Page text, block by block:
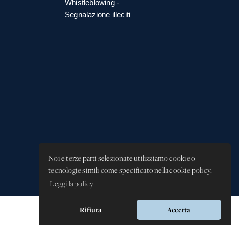
Noi e terze parti selezionate utilizziamo cookie o
tecnologie simili come specificato nella cookie policy.
Leggi la policy
Rifiuta Accetta
Whistleblowing -
Segnalazione illeciti